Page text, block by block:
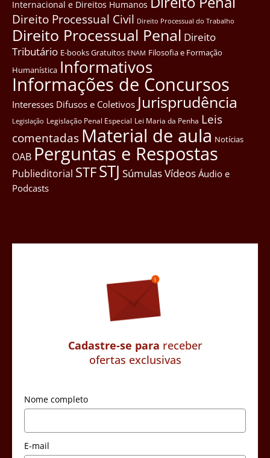
Internacional e Direitos Humanos
Direito Processual Civil Direito Processual do Trabalho
Direito Processual Penal Direito
Tributário E-books Gratuitos ENAM Filosofia e Formação
Humanística Informativos
Informações de Concursos
Interesses Difusos e Coletivos Jurisprudência
Legislação Legislação Penal Especial Lei Maria da Penha Leis
comentadas Material de aula Notícias
OAB Perguntas e Respostas
Publieditorial STFSTJ SúmulasVídeos Áudio e
Podcasts
Cadastre-se para receber
ofertas exclusivas
Nome completo
E-mail